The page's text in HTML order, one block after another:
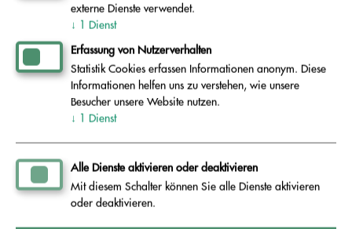
Schadstoffe
externe Dienste verwendet.
↓ 1 Dienst
Erfassung von Nutzerverhalten
Statistik Cookies erfassen Informationen anonym. Diese
Informationen helfen uns zu verstehen, wie unsere
Besucher unsere Website nutzen.
↓ 1 Dienst
Alle Dienste aktivieren oder deaktivieren
Mit diesem Schalter können Sie alle Dienste aktivieren
oder deaktivieren.